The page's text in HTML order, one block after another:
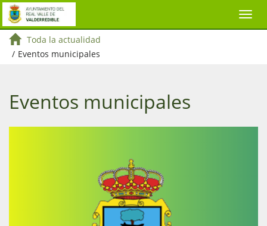
Toda la actualidad
/ Eventos municipales
Eventos municipales